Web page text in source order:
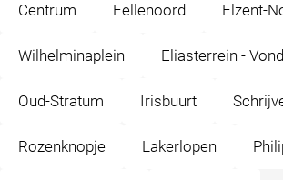
Centrum Fellenoord Elzent-
Wilhelminaplein Eliasterrein -
Oud-Stratum Irisbuurt
Rozenknopje Lakerlopen